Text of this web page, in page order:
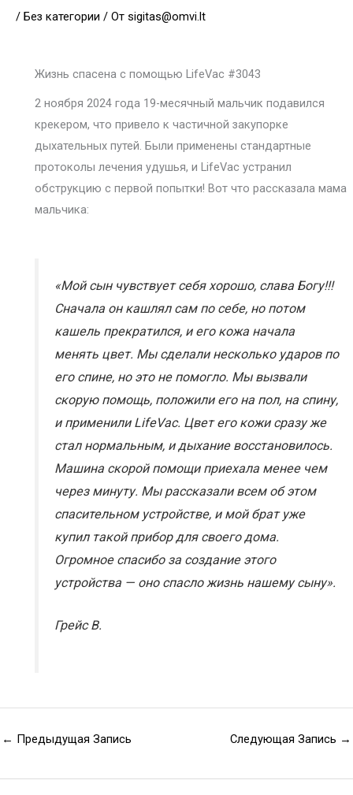
/ Без категории / От sigitas@omvi.lt
Жизнь спасена с помощью LifeVac #3043
2 ноября 2024 года 19-месячный мальчик подавился
крекером, что привело к частичной закупорке
дыхательных путей. Были применены стандартные
протоколы лечения удушья, и LifeVac устранил
обструкцию с первой попытки! Вот что рассказала мама
мальчика:
«Мой сын чувствует себя хорошо, слава Богу!!!
Сначала он кашлял сам по себе, но потом
кашель прекратился, и его кожа начала
менять цвет. Мы сделали несколько ударов по
его спине, но это не помогло. Мы вызвали
скорую помощь, положили его на пол, на спину,
и применили LifeVac. Цвет его кожи сразу же
стал нормальным, и дыхание восстановилось.
Машина скорой помощи приехала менее чем
через минуту. Мы рассказали всем об этом
спасительном устройстве, и мой брат уже
купил такой прибор для своего дома.
Огромное спасибо за создание этого
устройства — оно спасло жизнь нашему сыну».
Грейс В.
← Предыдущая Запись Следующая Запись →